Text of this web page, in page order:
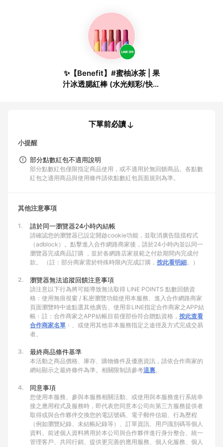
✨【Benefit】#蜜柚冰茶 | 果
汁冰透腮紅棒 (水光頰彩/快速
下單前必讀
小提醒
部分點數紅包不適用說明
部分點數紅包僅限指定商品使用，或不適用於無回饋商品。各點數
紅包之適用商品與使用條件請依點數紅包頁面規則為準。
其他注意事項
1. 請於同一瀏覽器24小時內結帳
請確認您的瀏覽器已設定開啟cookie功能，並取消廣告阻擋程式
（adblock）。點擊進入合作網路商家後，請於24小時內並以同一
瀏覽器完成商品訂購 ，並於各網路店家規範之付款期間內完成付
款。 （註：部分商家需於特殊時限內完成訂購， 按此看明細。）
2. 瀏覽器無法追蹤回饋注意事項
請注意以下行為將可能導致無法取得 LINE POINTS 點數回饋資
格：使用無痕視窗 / 私密瀏覽功能使用本服務、進入合作網路商家
頁面瀏覽時中途點選其他廣告、使用非LINE指定合作商家之APP結
帳﹙註：合作商家之APP結帳目前僅部份符合贈點資格， 按此查看
合作商家名單 ﹚、或使用其他非本服務指定之途徑及方式完成交易
者。
3. 最終商品條件基準
本活動之商品價格、庫存、購物條件及優惠資訊，請依合作商家的
網站顯示之最終條件為準。相關限制請參考這裏。
4. 同意事項
您使用本服務、參與本服務相關活動、或使用與本服務進行系統串
接之應用程式及服務時，即代表您同意本公司向第三方服務提供者
取得或與合作夥伴交換您的電話號碼、電子郵件信箱、行為歷程
（例如瀏覽紀錄、未結帳紀錄等）、訂單資訊、用戶識別碼等個人
資料。前述個人資料將用於本公司與合作夥伴進行身分整合、統一
管理客戶、共同行銷、提供更完善的應用服務、個人化服務、個人